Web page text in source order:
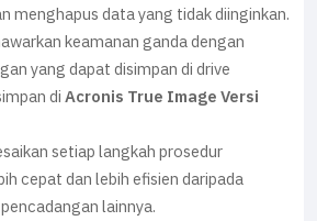
menghapus data yang tidak diinginkan.
keamanan ganda dengan
yang dapat disimpan di drive
diAcronis True Image Versi
setiap langkah prosedur
cepat dan lebih efisien daripada
lainnya.